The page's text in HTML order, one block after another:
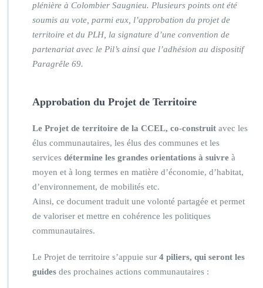
plénière à Colombier Saugnieu. Plusieurs points ont été
soumis au vote, parmi eux, l’approbation du projet de
territoire et du PLH, la signature d’une convention de
partenariat avec le Pil’s ainsi que l’adhésion au dispositif
Paragrêle 69.
Approbation du Projet de Territoire
Le Projet de territoire de la CCEL, co-construit avec les
élus communautaires, les élus des communes et les
services détermine les grandes orientations à suivre à
moyen et à long termes en matière d’économie, d’habitat,
d’environnement, de mobilités etc.
Ainsi, ce document traduit une volonté partagée et permet
de valoriser et mettre en cohérence les politiques
communautaires.
Le Projet de territoire s’appuie sur 4 piliers, qui seront les
guides des prochaines actions communautaires :